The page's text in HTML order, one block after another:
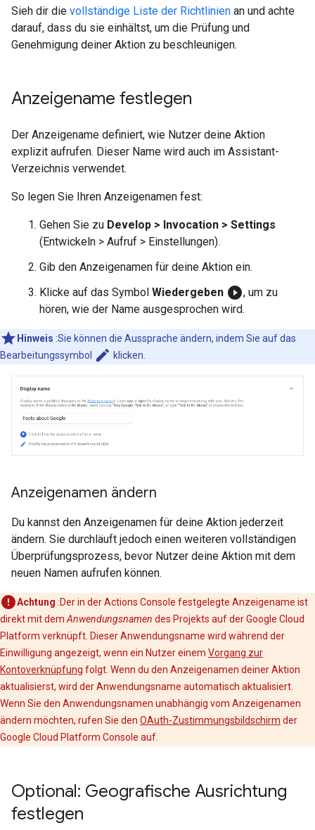
Sieh dir die vollständige Liste der Richtlinien an und achte
darauf, dass du sie einhältst, um die Prüfung und
Genehmigung deiner Aktion zu beschleunigen.
Anzeigename festlegen
Der Anzeigename definiert, wie Nutzer deine Aktion
explizit aufrufen. Dieser Name wird auch im Assistant-
Verzeichnis verwendet.
So legen Sie Ihren Anzeigenamen fest:
Gehen Sie zu Develop > Invocation > Settings
(Entwickeln > Aufruf > Einstellungen).
Gib den Anzeigenamen für deine Aktion ein.
Klicke auf das Symbol Wiedergeben play_circle_filled, um zu
hören, wie der Name ausgesprochen wird.
Hinweis :Sie können die Aussprache ändern, indem Sie auf das
Bearbeitungssymbol
edit klicken.
Anzeigenamen ändern
Du kannst den Anzeigenamen für deine Aktion jederzeit
ändern. Sie durchläuft jedoch einen weiteren vollständigen
Überprüfungsprozess, bevor Nutzer deine Aktion mit dem
neuen Namen aufrufen können.
Achtung :Der in der Actions Console festgelegte Anzeigename ist
direkt mit demAnwendungsnamen des Projekts auf der Google Cloud
Platform verknüpft. Dieser Anwendungsname wird während der
Einwilligung angezeigt, wenn ein Nutzer einem Vorgang zur
Kontoverknüpfung folgt. Wenn du den Anzeigenamen deiner Aktion
aktualisierst, wird der Anwendungsname automatisch aktualisiert.
Wenn Sie den Anwendungsnamen unabhängig vom Anzeigenamen
ändern möchten, rufen Sie den OAuth-Zustimmungsbildschirm der
Google Cloud Platform Console auf.
Optional: Geografische Ausrichtung
festlegen